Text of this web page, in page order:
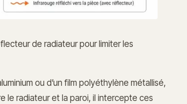
de radiateur pour limiter les
ou d’un film polyéthylène métallisé,
le radiateur et la paroi, il intercepte ces